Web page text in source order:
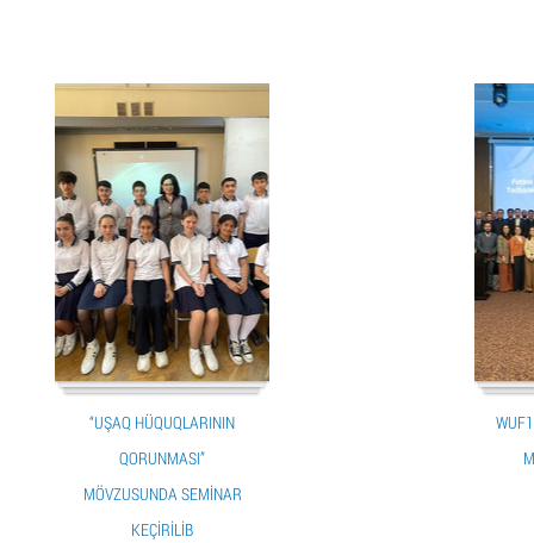
“UŞAQ HÜQUQLARININ
QORUNMASI”
MÖVZUSUNDA SEMINAR
KEÇIRILIB